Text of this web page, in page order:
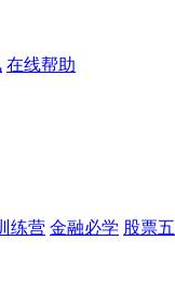
在线帮助
练营 金融必学 股票